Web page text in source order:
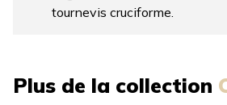
tournevis cruciforme.
Plus de la collection